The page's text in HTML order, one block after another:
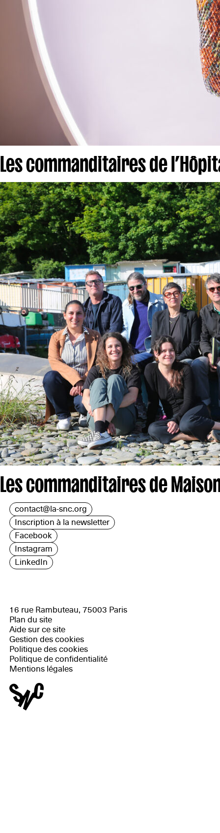
Les commanditaires de
Les commanditaires de
contact@la-snc.org
Inscription à la newsletter
Facebook
Instagram
LinkedIn
16 rue Rambuteau, 75003 Paris
Plan du site
Aide sur ce site
Gestion des cookies
Politique des cookies
Politique de confidentialité
Mentions légales